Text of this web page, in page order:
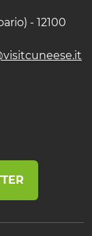
- 12100